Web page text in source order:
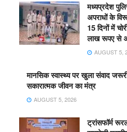
मध्यप्रदेश
अपराधों के
15 दिनों में
लाख रूपए से
AUGUST 5,
मानसिक स्वास्थ्य पर खुला संवाद जरूरी,
सकारात्मक जीवन का मंत्र
AUGUST 5, 2026
ट्रांसफॉर्म